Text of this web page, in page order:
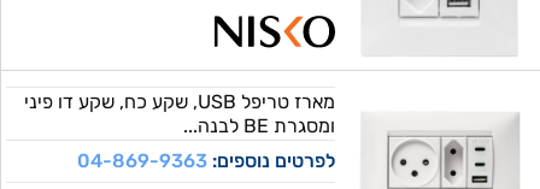
מארז טריפל USB, שקע כח, שקע דו פיני
ומסגרת BE לבנה...
לפרטים נוספים:04-869-9363